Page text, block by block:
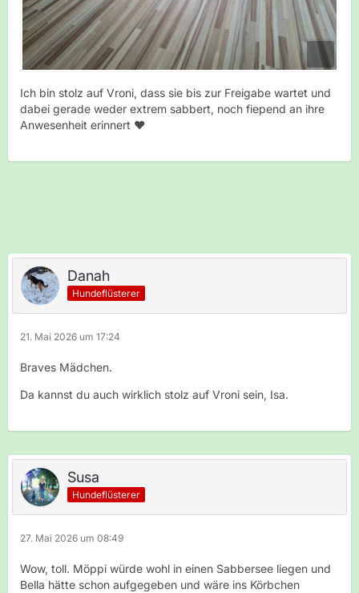
Ich bin stolz auf Vroni, dass sie bis zur Freigabe wartet und
dabei gerade weder extrem sabbert, noch fiepend an ihre
Anwesenheit erinnert ❤️
Danah
Hundeflüsterer
21. Mai 2026 um 17:24
Braves Mädchen.
Da kannst du auch wirklich stolz auf Vroni sein, Isa.
Susa
Hundeflüsterer
27. Mai 2026 um 08:49
Wow, toll. Möppi würde wohl in einen Sabbersee liegen und
Bella hätte schon aufgegeben und wäre ins Körbchen